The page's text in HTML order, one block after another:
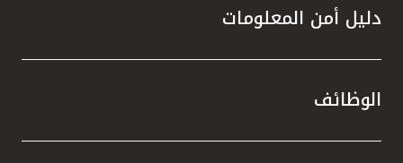
دليل أمن المعلومات
الوظائف